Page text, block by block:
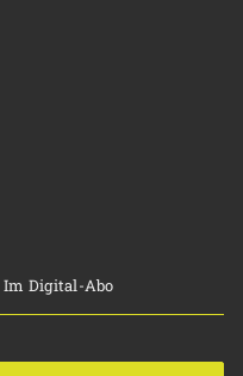
Im Digital-Abo